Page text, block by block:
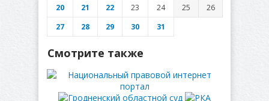
20
21 22 23 24 25
26
27
28 29 30 31
Смотрите также